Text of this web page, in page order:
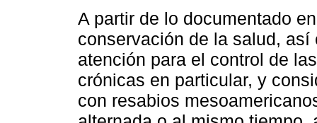
A partir de lo documentado
conservación de la salud,
atención para el control de
crónicas en particular, y
con resabios